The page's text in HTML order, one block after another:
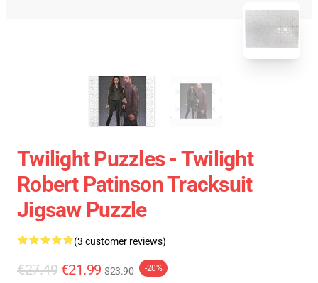
Twilight Puzzles - Twilight
Robert Patinson Tracksuit
Jigsaw Puzzle
(3 customer reviews)
€27.49 €21.99 $23.90 -20%